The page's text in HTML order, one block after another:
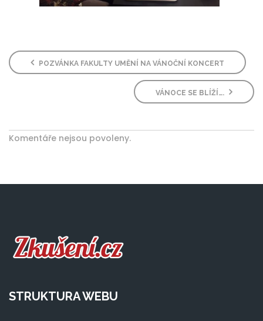
POZVÁNKA FAKULTY UMĚNÍ NA VÁNOČNÍ KONCERT
VÁNOCE SE BLÍŽÍ….
Komentáře nejsou povoleny.
STRUKTURA WEBU